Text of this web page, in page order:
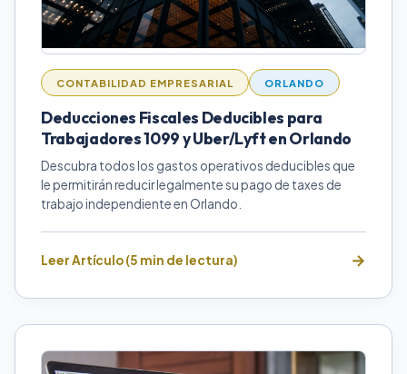
CONTABILIDAD EMPRESARIAL ORLANDO
Deducciones Fiscales Deducibles para
Trabajadores 1099 y Uber/Lyft en Orlando
Descubra todos los gastos operativos deducibles que
le permitirán reducir legalmente su pago de taxes de
trabajo independiente en Orlando.
Leer Artículo (5 min de lectura)